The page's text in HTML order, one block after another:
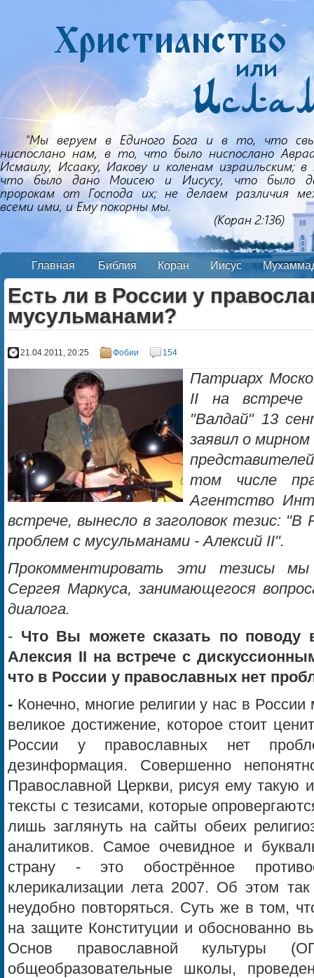
Главная Библия Коран Иисус
Есть ли в России у
мусульманами?
21.04.2011, 20:25 Фобии 154
Патриарх
II на встрече
"Валдай" 13
заявил о
том числе
Агентство
встрече, вынесло в заголовок тезис: "В
проблем с мусульманами - Алексий II".
Прокомментировать эти тезисы мы
Сергея Маркуса, занимающегося
диалога.
- Что Вы можете сказать по поводу
Алексия II на встрече с
что в России у православных нет
- Конечно, многие религии у нас в
великое достижение, которое стоит
России у православных нет
дезинформация. Совершенно
Православной Церкви, рисуя ему
тексты с тезисами, которые
лишь заглянуть на сайты обеих
аналитиков. Самое очевидное и
страну - это обострённое
клерикализации лета 2007. Об этом
неудобно повторяться. Суть же в том,
на защите Конституции и обоснованно
Основ православной культуры
общеобразовательные школы,